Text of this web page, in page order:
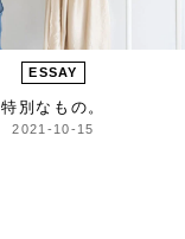
ESSAY
特別なもの。
2021-10-15